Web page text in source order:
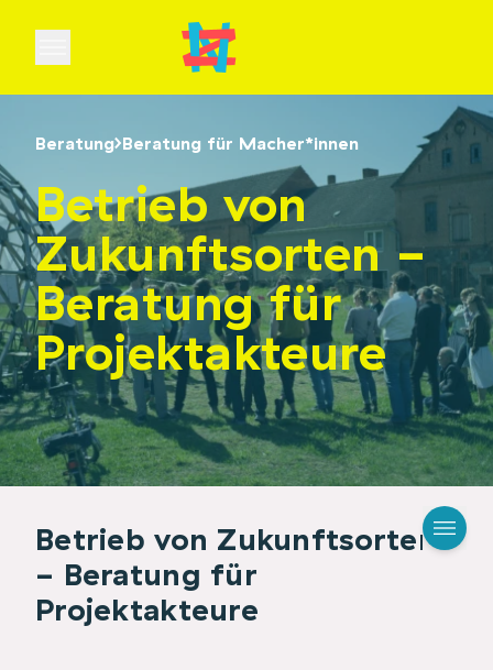
Open main menu
Beratung Beratung für Macher*innen
Betrieb von
Zukunftsorten -
Beratung für
Projektakteure
Betrieb von Zukunftsorten
- Beratung für
Projektakteure